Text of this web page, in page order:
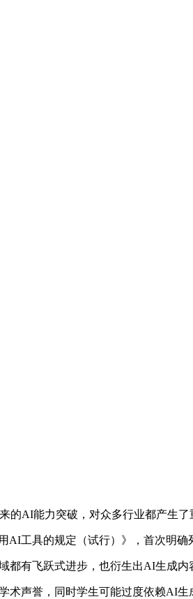
AI能力突破，对众多行业都产生了
具的规定（试行）》，首次明确
有飞跃式进步，也衍生出AI生成内
声誉，同时学生可能过度依赖AI生